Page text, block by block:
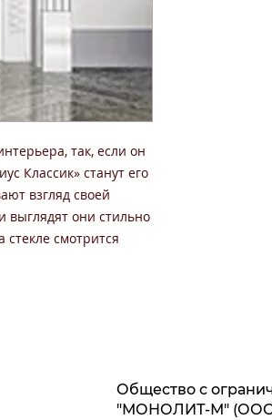
так, если он
Классик» станут его
взгляд своей
выглядят они стильно
смотрится
Общество с
"МОНОЛИТ-М"